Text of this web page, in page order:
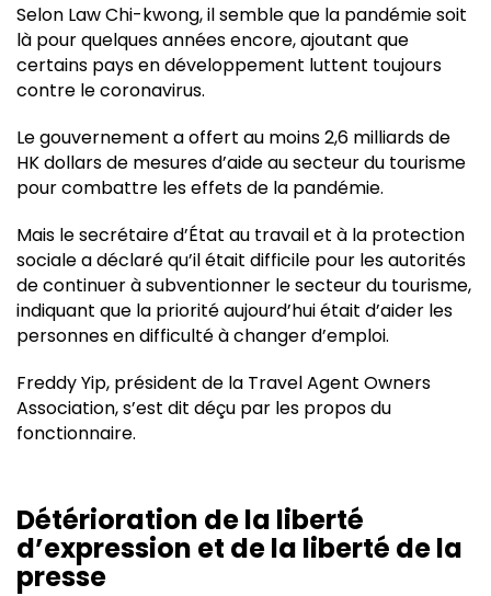
Selon Law Chi-kwong, il semble que la pandémie soit
là pour quelques années encore, ajoutant que
certains pays en développement luttent toujours
contre le coronavirus.
Le gouvernement a offert au moins 2,6 milliards de
HK dollars de mesures d’aide au secteur du tourisme
pour combattre les effets de la pandémie.
Mais le secrétaire d’État au travail et à la protection
sociale a déclaré qu’il était difficile pour les autorités
de continuer à subventionner le secteur du tourisme,
indiquant que la priorité aujourd’hui était d’aider les
personnes en difficulté à changer d’emploi.
Freddy Yip, président de la Travel Agent Owners
Association, s’est dit déçu par les propos du
fonctionnaire.
Détérioration de la liberté
d’expression et de la liberté de la
presse